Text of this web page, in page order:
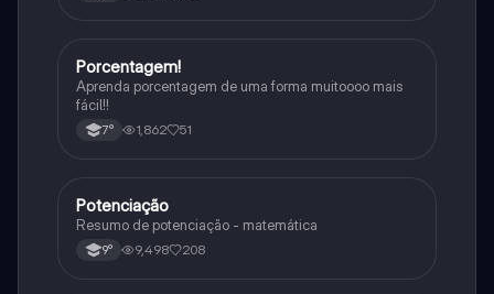
Matematica
Porcentagem!
Aprenda porcentagem de uma forma muitoooo mais
fácil!!
7° 1,862 51
Matematica
Potenciação
Resumo de potenciação - matemática
9° 9,498 208